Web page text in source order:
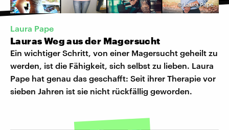
©Laura Pape
Laura Pape
Lauras Weg aus der Magersucht
Ein wichtiger Schritt, von einer Magersucht geheilt zu
werden, ist die Fähigkeit, sich selbst zu lieben. Laura
Pape hat genau das geschafft: Seit ihrer Therapie vor
sieben Jahren ist sie nicht rückfällig geworden.